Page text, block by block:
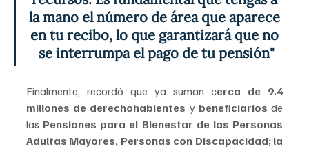
la mano el número de área que aparece
en tu recibo, lo que garantizará que no
se interrumpa el pago de tu pensión"
Finalmente, recordó que ya suman cerca de 9.4
millones de derechohabientes y beneficiarios de
las Pensiones para el Bienestar de las Personas
Adultas Mayores, Personas con Discapacidad; la